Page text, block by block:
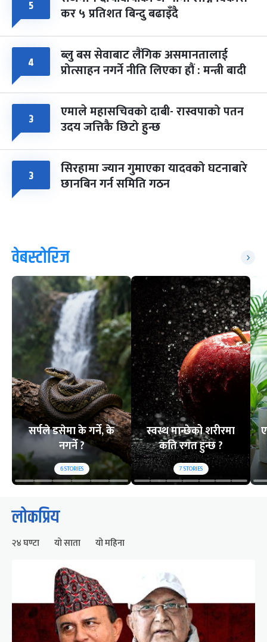
५ कर ५ प्रतिशत बिन्दु बढाइँदै
४ ब्लु बस सेवाबाट लैंगिक असमानतालाई
प्रोत्साहन नगर्ने नीति लिएका हौं : मन्त्री बादी
३ एमाले महासचिवको दाबी- रास्वपाको पतन
उदय जत्तिकै छिटो हुन्छ
३ सिरहामा ज्यान गुमाएका यादवको घटनाबारे
छानबिन गर्न समिति गठन
वेबस्टोरिज
सर्पले डसेमा के गर्ने, के
नगर्ने ?
6STORIES
स्वस्थ मान्छेको शरीरमा
कति रगत हुन्छ ?
7STORIES
लोकप्रिय
२४ घण्टा यो साता यो महिना